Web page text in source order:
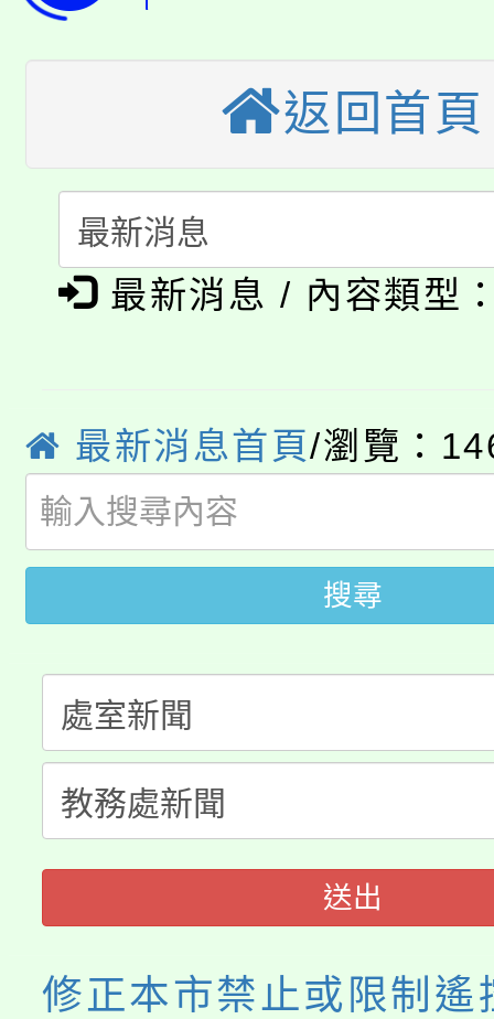
生本土語及新住民語歌
公告本校115學年度第
代理(課)教師甄選結果
公告本校115學年度第
代理(課)教師甄選結果(
轉知中國文化大學推廣
《TA101》溝通分析基
程，歡迎學生輔導中心
系所師生報名參加。
淨零綠生活教案入校路
會
115年食農教育專業人
學籍身 分審查程序及
版
公告本校115學年度第
代理(課)教師甄選結果(
「2026金融保險知識
桃園市115學年度學生
公告本校115學年度第
代理(課)教師甄選結果(
公告本校115學年度第
代理(課)教師甄選結果(
轉知中國文化大學推廣
《TA101》溝通分析基
程，歡迎學生輔導中心
心理、諮商輔導、社會
系所師生報名參加。
返回首頁
最新消息 / 內容類型
最新消息首頁/瀏覽：
搜尋
送出
修正本市禁止或限制遙